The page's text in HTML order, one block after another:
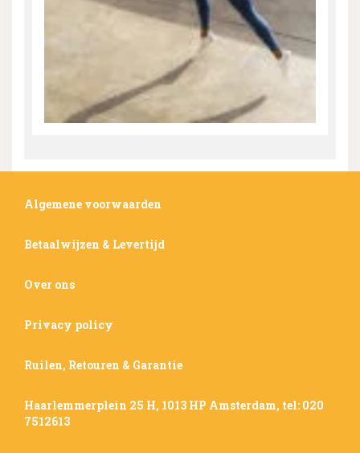
Algemene voorwaarden
Betaalwijzen & Levertijd
Over ons
Privacy policy
Ruilen, Retouren & Garantie
Haarlemmerplein 25 H, 1013 HP Amsterdam, tel: 020
7512613